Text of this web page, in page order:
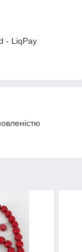
- LiqPay